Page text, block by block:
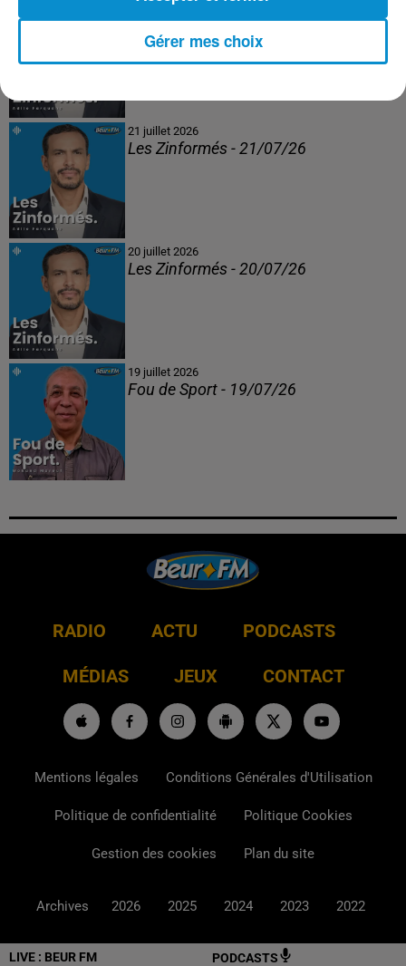
LIVE : BEUR FM PODCASTS
21 juillet 2026
Les Zinformés - 21/07/26
20 juillet 2026
Les Zinformés - 20/07/26
19 juillet 2026
Fou de Sport - 19/07/26
RADIO ACTU PODCASTS
MÉDIAS JEUX CONTACT
Mentions légales Conditions Générales d'Utilisation
Politique de confidentialité Politique Cookies
Gestion des cookies Plan du site
Archives 2026 2025 2024 2023 2022
Gérer mes choix